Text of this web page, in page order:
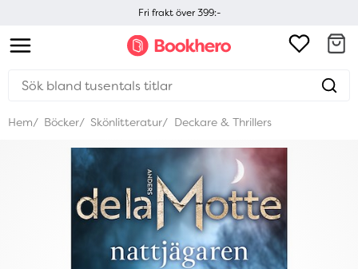
Fri frakt över 399:-
Hem Böcker Skönlitteratur Deckare & Thrillers